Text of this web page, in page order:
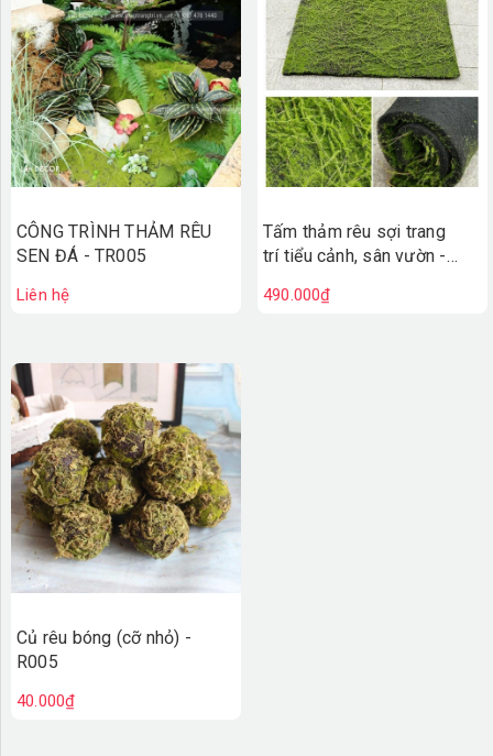
CÔNG TRÌNH THẢM RÊU
SEN ĐÁ - TR005
Liên hệ
Tấm thảm rêu sợi trang
trí tiểu cảnh, sân vườn -
490.000₫
Củ rêu bóng (cỡ nhỏ) -
R005
40.000₫